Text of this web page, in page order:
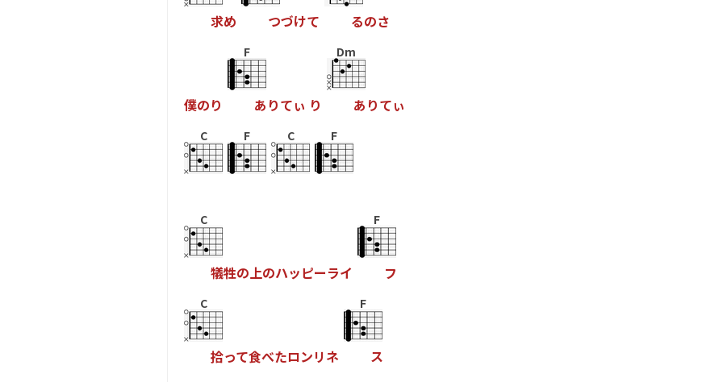
求め つづけて るのさ
僕のり
F
あ りてぃ り
Dm
あ りてぃ
C F C F
C
犠牲の上のハッピーライ
F
フ
C
拾って食べたロンリネ
F
ス